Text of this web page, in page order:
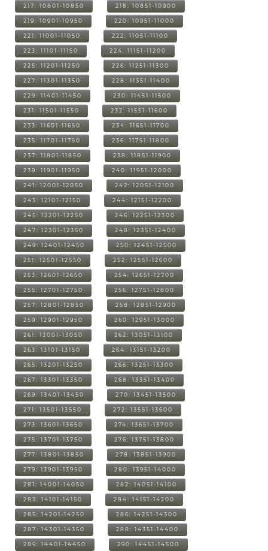
217: 10801-10850 218: 10851-10900
219: 10901-10950 220: 10951-11000
221: 11001-11050 222: 11051-11100
223: 11101-11150 224: 11151-11200
225: 11201-11250 226: 11251-11300
227: 11301-11350 228: 11351-11400
229: 11401-11450 230: 11451-11500
231: 11501-11550 232: 11551-11600
233: 11601-11650 234: 11651-11700
235: 11701-11750 236: 11751-11800
237: 11801-11850 238: 11851-11900
239: 11901-11950 240: 11951-12000
241: 12001-12050 242: 12051-12100
243: 12101-12150 244: 12151-12200
245: 12201-12250 246: 12251-12300
247: 12301-12350 248: 12351-12400
249: 12401-12450 250: 12451-12500
251: 12501-12550 252: 12551-12600
253: 12601-12650 254: 12651-12700
255: 12701-12750 256: 12751-12800
257: 12801-12850 258: 12851-12900
259: 12901-12950 260: 12951-13000
261: 13001-13050 262: 13051-13100
263: 13101-13150 264: 13151-13200
265: 13201-13250 266: 13251-13300
267: 13301-13350 268: 13351-13400
269: 13401-13450 270: 13451-13500
271: 13501-13550 272: 13551-13600
273: 13601-13650 274: 13651-13700
275: 13701-13750 276: 13751-13800
277: 13801-13850 278: 13851-13900
279: 13901-13950 280: 13951-14000
281: 14001-14050 282: 14051-14100
283: 14101-14150 284: 14151-14200
285: 14201-14250 286: 14251-14300
287: 14301-14350 288: 14351-14400
289: 14401-14450 290: 14451-14500